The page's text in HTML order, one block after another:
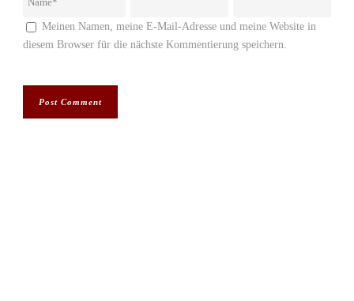
Meinen Namen, meine E-Mail-Adresse und meine Website in
diesem Browser für die nächste Kommentierung speichern.